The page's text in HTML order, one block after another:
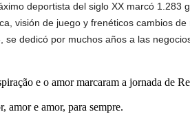
deportista del siglo XX marcó 1.283
visión de juego y frenéticos cambios
se dedicó por muchos años a las
e o amor marcaram a jornada de
amor e amor, para sempre.